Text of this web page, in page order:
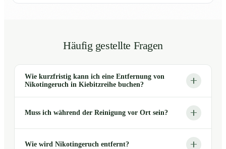
Häufig gestellte Fragen
Wie kurzfristig kann ich eine Entfernung von
Nikotingeruch in Kiebitzreihe buchen?
Muss ich während der Reinigung vor Ort sein?
Wie wird Nikotingeruch entfernt?